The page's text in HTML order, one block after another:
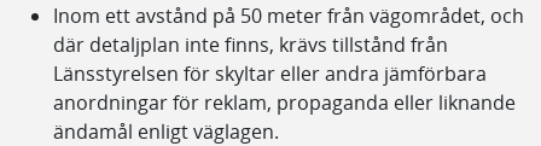
Inom ett avstånd på 50 meter från vägområdet, och
där detaljplan inte finns, krävs tillstånd från
Länsstyrelsen för skyltar eller andra jämförbara
anordningar för reklam, propaganda eller liknande
ändamål enligt väglagen.